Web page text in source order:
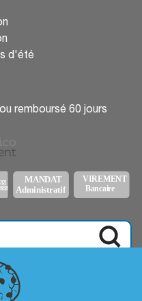
d'été
remboursé 60 jours